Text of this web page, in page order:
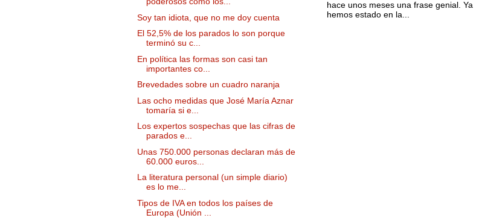
Soy tan idiota, que no me doy cuenta
El 52,5% de los parados lo son porque
terminó su c...
En política las formas son casi tan
importantes co...
Brevedades sobre un cuadro naranja
Las ocho medidas que José María Aznar
tomaría si e...
Los expertos sospechas que las cifras de
parados e...
Unas 750.000 personas declaran más de
60.000 euros...
La literatura personal (un simple diario)
es lo me...
Tipos de IVA en todos los países de
Europa (Unión ...
hace unos meses una frase genial. Ya
hemos estado en la...